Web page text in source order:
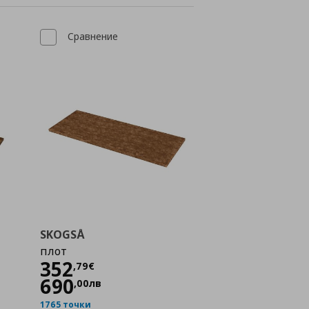
Сравнение
SKOGSÅ
плот
352,79€
Цена
690,00лв
1765 точки